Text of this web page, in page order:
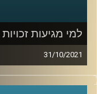
למי מגיעות
31/10/2021
רובטים שמייצרים
אבל האמת שאת